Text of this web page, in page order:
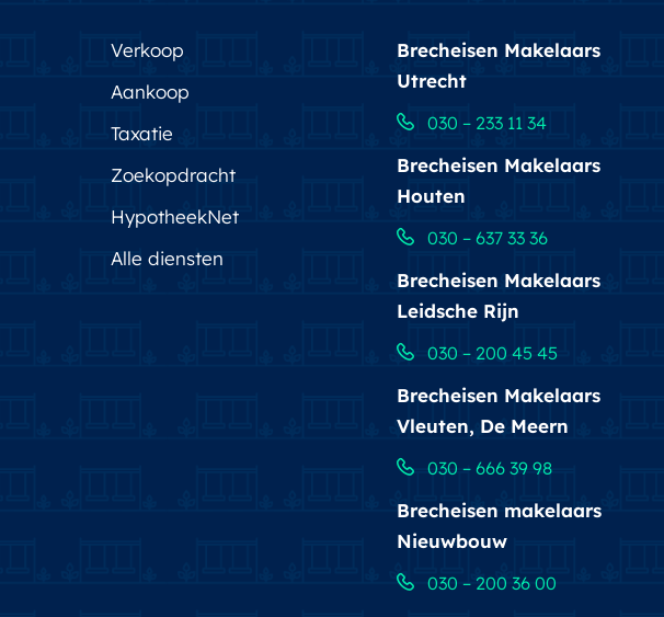
Verkoop
Aankoop
Taxatie
Zoekopdracht
HypotheekNet
Alle diensten
Brecheisen Makelaars
Utrecht
030 – 233 11 34
Brecheisen Makelaars
Houten
030 – 637 33 36
Brecheisen Makelaars
Leidsche Rijn
030 – 200 45 45
Brecheisen Makelaars
Vleuten, De Meern
030 – 666 39 98
Brecheisen makelaars
Nieuwbouw
030 – 200 36 00